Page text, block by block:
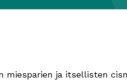
miesparien ja itsellisten